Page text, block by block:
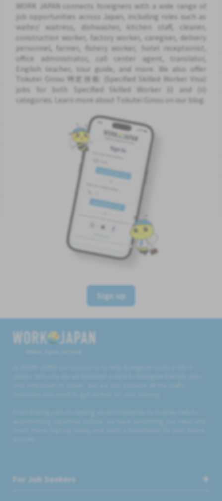
WORK JAPAN connects foreigners with a wide range of
job opportunities across Japan, including roles such as
waiter/ waitress, dishwasher, kitchen staff, cleaner,
construction worker, factory worker, caregiver, delivery
personnel, farmer, fishery worker, hotel receptionist,
office administrator, call center agent, translator,
English teacher, tour guide, and more. We also offer
Tokutei Ginou 特定技能 (Specified Skilled Worker Visa)
jobs for both Specified Skilled Worker (i) and (ii)
categories. Learn more about Tokutei Ginou on our blog.
Sign up
For Job Seekers